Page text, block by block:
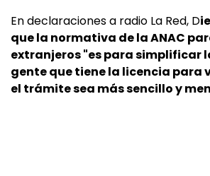
En declaraciones a radio La Red, D
que la normativa de la ANAC
extranjeros "es para simplificar
gente que tiene la licencia para
el trámite sea más sencillo y